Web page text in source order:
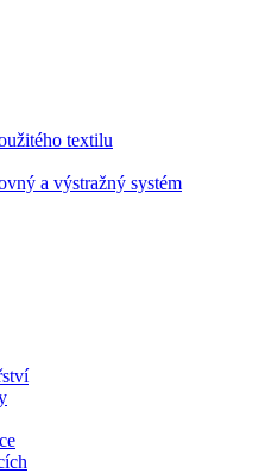
textilu
a výstražný systém